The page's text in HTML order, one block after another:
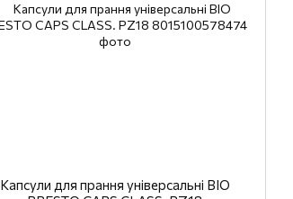
Капсули для прання універсальні BIO